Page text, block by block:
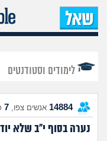
לימודים וסטודנטים
14884 אנשים צפו, 7
נערה בסוף י"ב שלא